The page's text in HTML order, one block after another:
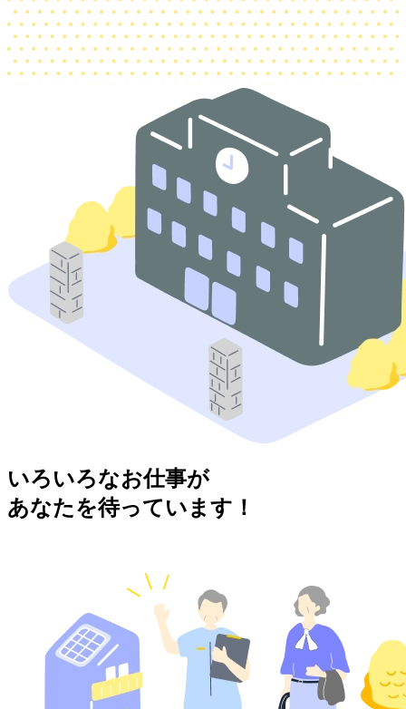
いろいろなお仕事が
あなたを待っています！